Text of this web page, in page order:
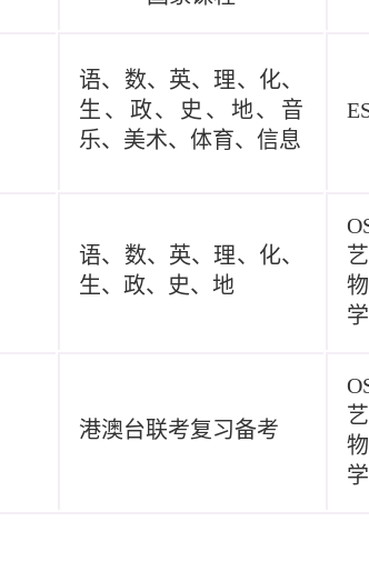
语、数、英、理、化、
生、政、史、地、音
乐、美术、体育、信息
语、数、英、理、化、
生、政、史、地
港澳台联考复习备考